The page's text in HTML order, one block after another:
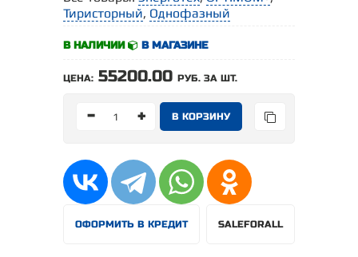
Тиристорный, Однофазный
В НАЛИЧИИ В МАГАЗИНЕ
ЦЕНА: 55200.00 РУБ. ЗА ШТ.
- +
ОФОРМИТЬ В КРЕДИТ SALEFORALL